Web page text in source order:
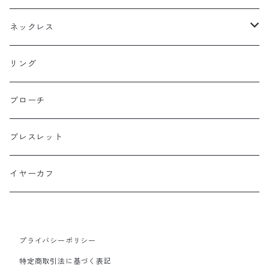
スタッドピアス
ニュースタイル
ネックレス
ラージサイズ
ミドルサイズ
プチサイズ
横長タイプ
リング
ブローチ
ブレスレット
イヤーカフ
プライバシーポリシー
特定商取引法に基づく表記